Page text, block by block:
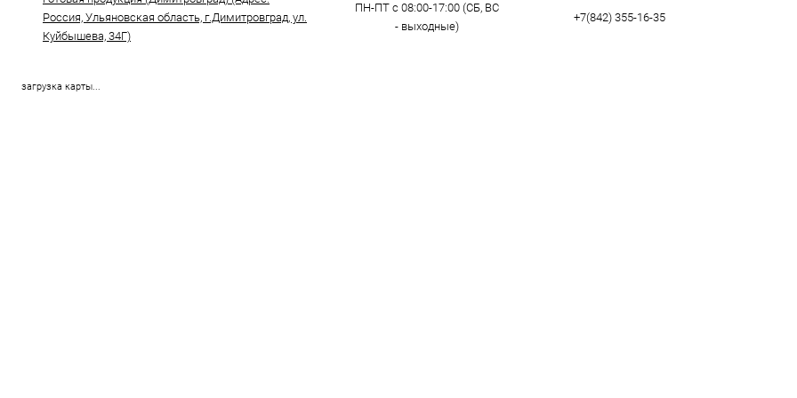
Россия, Ульяновская область, г.Димитровград, ул.
Куйбышева, 34Г)
ПН-ПТ с 08:00-17:00 (СБ, ВС
- выходные)
+7(842) 355-16-35
загрузка карты...